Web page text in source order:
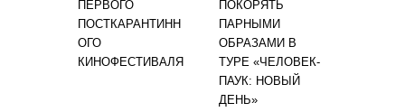
ПЕРВОГО
ПОСТКАРАНТИНН
ОГО
КИНОФЕСТИВАЛЯ
ПОКОРЯТЬ
ПАРНЫМИ
ОБРАЗАМИ В
ТУРЕ «ЧЕЛОВЕК-
ПАУК: НОВЫЙ
ДЕНЬ»